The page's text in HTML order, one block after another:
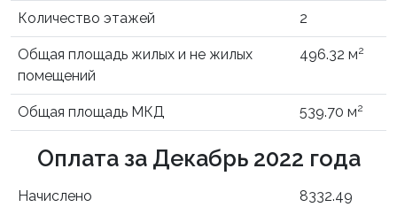
Количество этажей 2
Общая площадь жилых и не жилых
помещений
496.32 м2
Общая площадь МКД 539.70 м2
Оплата за Декабрь 2022 года
Начислено
8332.49